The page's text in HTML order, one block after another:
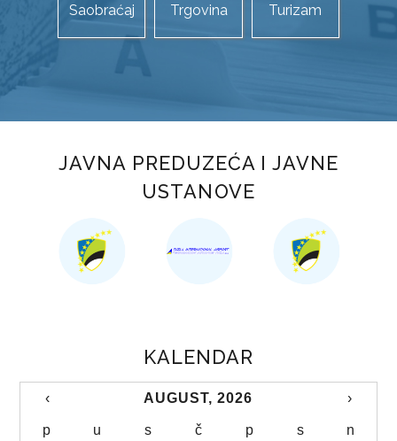
Saobraćaj
Trgovina
Turizam
JAVNA PREDUZEĆA I JAVNE
USTANOVE
KALENDAR
‹ AUGUST, 2026 ›
p u s č p s n
AP „KUPUJMO DOMAĆE“
TURISTIČKA SIGNALIZACIJA